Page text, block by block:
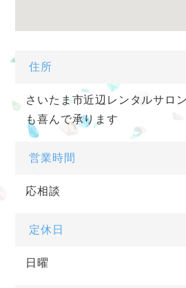
住所
さいたま市近辺レンタルサロ
も喜んで承ります
営業時間
応相談
定休日
日曜